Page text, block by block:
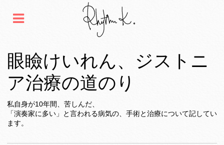
眼瞼けいれん、ジストニ
ア治療の道のり
私自身が10年間、苦しんだ、
「演奏家に多い」と言われる病気の、手術と治療について記してい
ます。